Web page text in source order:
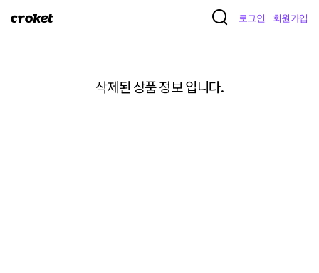
크
로그인 회원가입
삭제된 상품 정보 입니다.